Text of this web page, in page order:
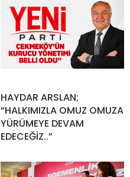
HAYDAR ARSLAN;
“HALKIMIZLA OMUZ OMUZA
YÜRÜMEYE DEVAM
EDECEĞİZ..”